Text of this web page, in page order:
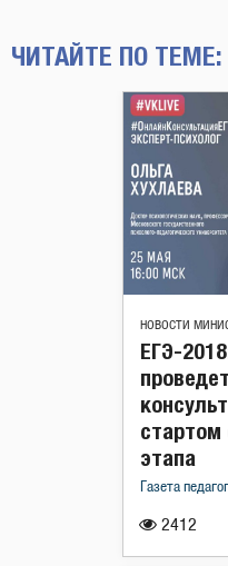
ЧИТАЙТЕ ПО ТЕМЕ:
НОВОСТИ
2412
ЕГЭ-
стартом
этапа
Газета